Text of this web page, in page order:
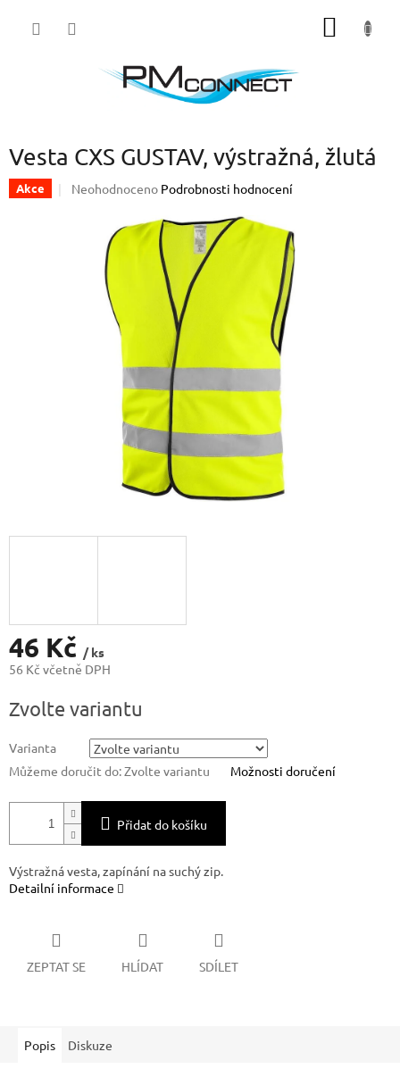
Vesta CXS GUSTAV, výstražná, žlutá
Akce
Průměrné
hvězdiček.
Neohodnoceno Podrobnosti hodnocení
46 Kč / ks
56 Kč včetně DPH
cena:
Zvolte variantu
Varianta
Můžeme doručit do:Zvolte variantu Možnosti doručení
Přidat do košíku
Výstražná vesta, zapínání na suchý zip.
Detailní informace
ZEPTAT SE HLÍDAT SDÍLET
Popis Diskuze